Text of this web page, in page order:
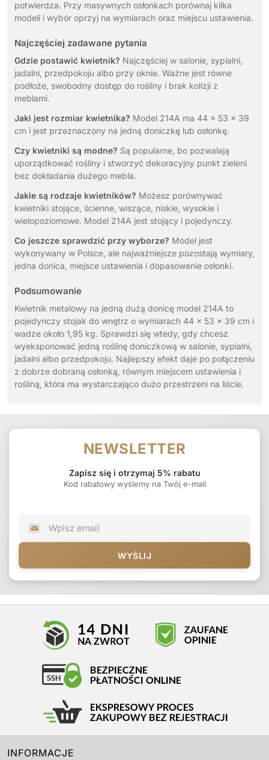
potwierdza. Przy masywnych osłonkach porównaj kilka
modeli i wybór oprzyj na wymiarach oraz miejscu ustawienia.
Najczęściej zadawane pytania
Gdzie postawić kwietnik? Najczęściej w salonie, sypialni,
jadalni, przedpokoju albo przy oknie. Ważne jest równe
podłoże, swobodny dostęp do rośliny i brak kolizji z
meblami.
Jaki jest rozmiar kwietnika? Model 214A ma 44 x 53 x 39
cm i jest przeznaczony na jedną doniczkę lub osłonkę.
Czy kwietniki są modne? Są popularne, bo pozwalają
uporządkować rośliny i stworzyć dekoracyjny punkt zieleni
bez dokładania dużego mebla.
Jakie są rodzaje kwietników? Możesz porównywać
kwietniki stojące, ścienne, wiszące, niskie, wysokie i
wielopoziomowe. Model 214A jest stojący i pojedynczy.
Co jeszcze sprawdzić przy wyborze? Model jest
wykonywany w Polsce, ale najważniejsze pozostają wymiary,
jedna donica, miejsce ustawienia i dopasowanie osłonki.
Podsumowanie
Kwietnik metalowy na jedną dużą donicę model 214A to
pojedynczy stojak do wnętrz o wymiarach 44 x 53 x 39 cm i
wadze około 1,95 kg. Sprawdzi się wtedy, gdy chcesz
wyeksponować jedną roślinę doniczkową w salonie, sypialni,
jadalni albo przedpokoju. Najlepszy efekt daje po połączeniu
z dobrze dobraną osłonką, równym miejscem ustawienia i
rośliną, która ma wystarczająco dużo przestrzeni na liście.
NEWSLETTER
Zapisz się i otrzymaj 5% rabatu
Kod rabatowy wyślemy na Twój e-mail
WYŚLIJ
INFORMACJE